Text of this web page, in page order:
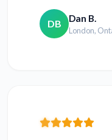
DB Dan B.
London,